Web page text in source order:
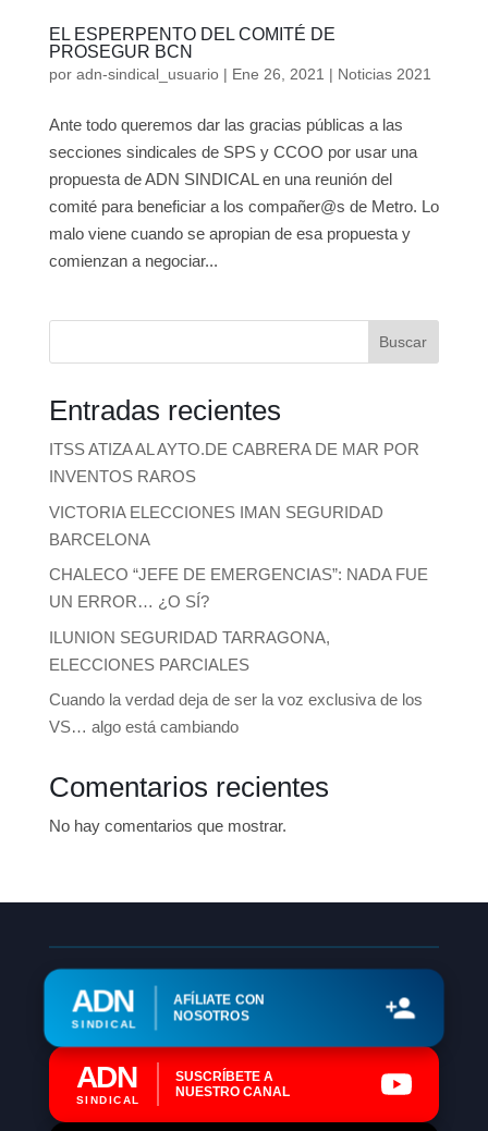
EL ESPERPENTO DEL COMITÉ DE
PROSEGUR BCN
por adn-sindical_usuario| Ene 26, 2021 | Noticias 2021
Ante todo queremos dar las gracias públicas a las
secciones sindicales de SPS y CCOO por usar una
propuesta de ADN SINDICAL en una reunión del
comité para beneficiar a los compañer@s de Metro. Lo
malo viene cuando se apropian de esa propuesta y
comienzan a negociar...
Buscar
Entradas recientes
ITSS ATIZA AL AYTO.DE CABRERA DE MAR POR
INVENTOS RAROS
VICTORIA ELECCIONES IMAN SEGURIDAD
BARCELONA
CHALECO “JEFE DE EMERGENCIAS”: NADA FUE
UN ERROR… ¿O SÍ?
ILUNION SEGURIDAD TARRAGONA,
ELECCIONES PARCIALES
Cuando la verdad deja de ser la voz exclusiva de los
VS… algo está cambiando
Comentarios recientes
No hay comentarios que mostrar.
ADN
SINDICAL
AFÍLIATE CON
NOSOTROS
ADN
SINDICAL
SUSCRÍBETE A
NUESTRO CANAL